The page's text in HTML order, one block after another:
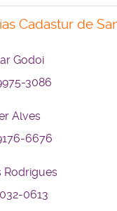
Cadastur de
Godoi
3086
Alves
6676
Rodrigues
0613